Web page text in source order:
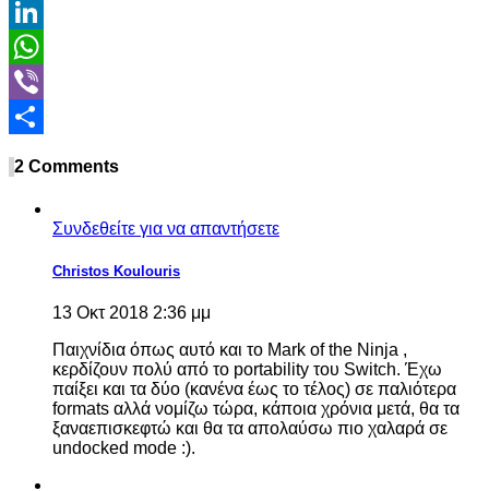
Email
LinkedIn
WhatsApp
Viber
2 Comments
Συνδεθείτε για να απαντήσετε
Christos Koulouris
13 Οκτ 2018 2:36 μμ
Παιχνίδια όπως αυτό και το Mark of the Ninja ,
κερδίζουν πολύ από το portability του Switch. Έχω
παίξει και τα δύο (κανένα έως το τέλος) σε παλιότερα
formats αλλά νομίζω τώρα, κάποια χρόνια μετά, θα τα
ξαναεπισκεφτώ και θα τα απολαύσω πιο χαλαρά σε
undocked mode :).